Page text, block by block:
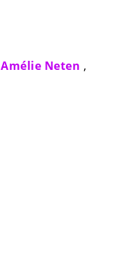
Amélie Neten ,